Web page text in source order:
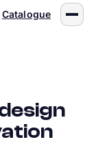
Catalogue